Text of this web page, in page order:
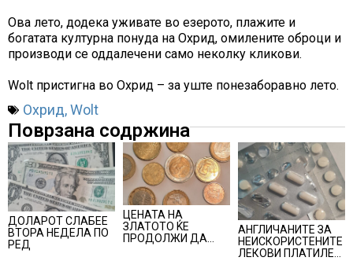
Ова лето, додека уживате во езерото, плажите и
богатата културна понуда на Охрид, омилените оброци и
производи се оддалечени само неколку кликови.
Wolt пристигна во Охрид – за уште понезаборавно лето.
Охрид,Wolt
Поврзана содржина
ДОЛАРОТ СЛАБЕЕ
ВТОРА НЕДЕЛА ПО
РЕД
ЦЕНАТА НА
ЗЛАТОТО ЌЕ
ПРОДОЛЖИ ДА
АНГЛИЧАНИТЕ ЗА
НЕИСКОРИСТЕНИТЕ
ЛЕКОВИ ПЛАТИЛЕ